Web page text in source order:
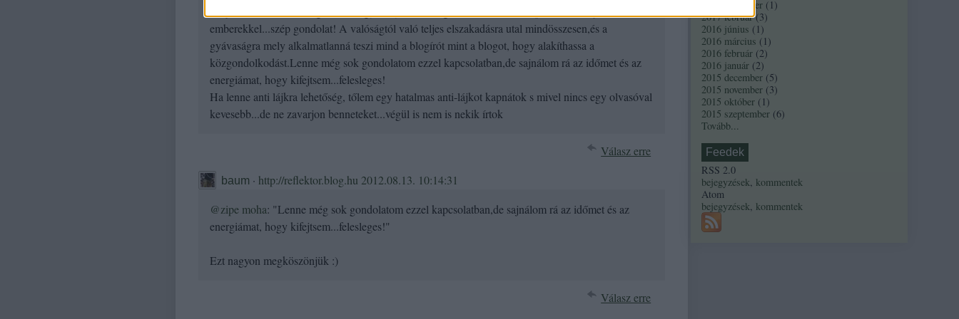
emberekkel...szép gondolat! A valóságtól való teljes elszakadásra utal mindösszesen,és a
gyávaságra mely alkalmatlanná teszi mind a blogírót mint a blogot, hogy alakíthassa a
közgondolkodást.Lenne még sok gondolatom ezzel kapcsolatban,de sajnálom rá az időmet és az
energiámat, hogy kifejtsem...felesleges!
Ha lenne anti lájkra lehetőség, tőlem egy hatalmas anti-lájkot kapnátok s mivel nincs egy olvasóval
kevesebb...de ne zavarjon benneteket...végül is nem is nekik írtok
Válasz erre
baum · http://reflektor.blog.hu 2012.08.13. 10:14:31
@zipe moha: "Lenne még sok gondolatom ezzel kapcsolatban,de sajnálom rá az időmet és az
energiámat, hogy kifejtsem...felesleges!"
Ezt nagyon megköszönjük :)
Válasz erre
2017 november ( 1 )
2017 február (3)
2016 június ( 1 )
2016 március ( 1 )
2016 február (2)
2016 január (2)
2015 december (5)
2015 november (3)
2015 október ( 1 )
2015 szeptember (6)
Tovább...
Feedek
RSS 2.0
bejegyzések, kommentek
Atom
bejegyzések, kommentek